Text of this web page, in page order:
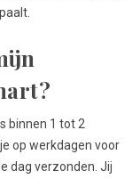
binnen 1 tot 2
op werkdagen voor
dag verzonden. Jij